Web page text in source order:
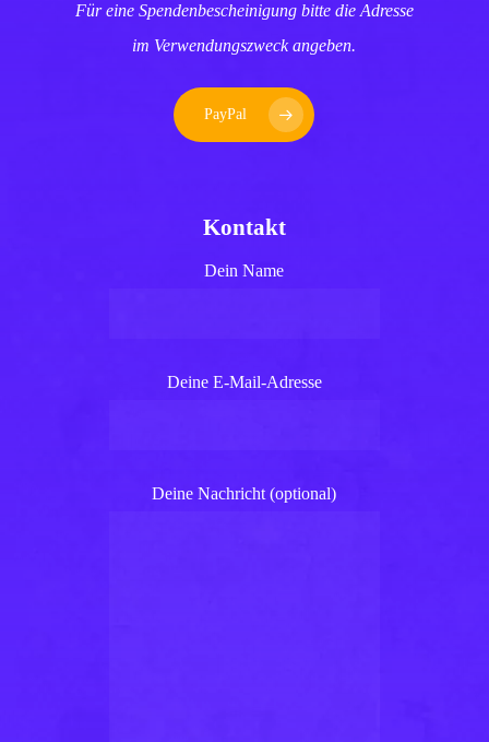
Für eine Spendenbescheinigung bitte die Adresse
im Verwendungszweck angeben.
PayPal
Kontakt
Dein Name
Deine E-Mail-Adresse
Deine Nachricht (optional)